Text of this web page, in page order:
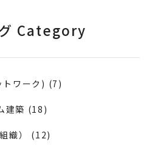
Category
トワーク) (7)
建築 (18)
織） (12)